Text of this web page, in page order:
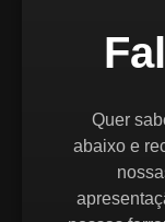
Quer
abaixo e